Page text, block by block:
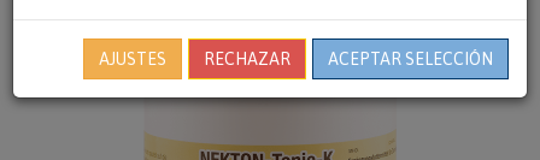
AJUSTES RECHAZAR ACEPTAR SELECCIÓN